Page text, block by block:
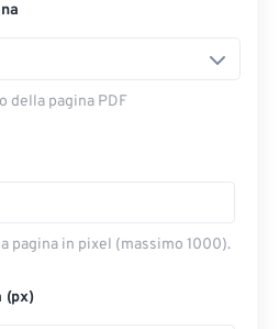
della pagina PDF
pagina in pixel (massimo 1000).
(px)